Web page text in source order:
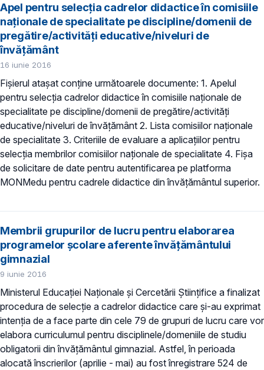
Apel pentru selecţia cadrelor didactice în comisiile
naţionale de specialitate pe discipline/domenii de
pregătire/activităţi educative/niveluri de
învăţământ
16 iunie 2016
Fişierul ataşat conţine următoarele documente: 1. Apelul
pentru selecţia cadrelor didactice în comisiile naţionale de
specialitate pe discipline/domenii de pregătire/activităţi
educative/niveluri de învăţământ 2. Lista comisiilor naţionale
de specialitate 3. Criteriile de evaluare a aplicaţiilor pentru
selecţia membrilor comisiilor naţionale de specialitate 4. Fişa
de solicitare de date pentru autentificarea pe platforma
MONMedu pentru cadrele didactice din învăţământul superior.
Membrii grupurilor de lucru pentru elaborarea
programelor şcolare aferente învăţământului
gimnazial
9 iunie 2016
Ministerul Educaţiei Naţionale şi Cercetării Ştiinţifice a finalizat
procedura de selecţie a cadrelor didactice care şi-au exprimat
intenţia de a face parte din cele 79 de grupuri de lucru care vor
elabora curriculumul pentru disciplinele/domeniile de studiu
obligatorii din învăţământul gimnazial. Astfel, în perioada
alocată înscrierilor (aprilie - mai) au fost înregistrare 524 de